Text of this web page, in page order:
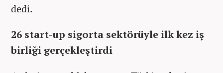
dedi.
26 start-up sigorta sektörüyle ilk kez iş
birliği gerçekleştirdi